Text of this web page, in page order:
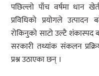
पछिल्लो पाँच वर्षमा धान
प्रविधिको प्रयोगले
रोकिनुको साटो उल्टै शंकास्पद
सरकारी तथ्यांक संकलन
प्रश्न उठाएका छन् ।